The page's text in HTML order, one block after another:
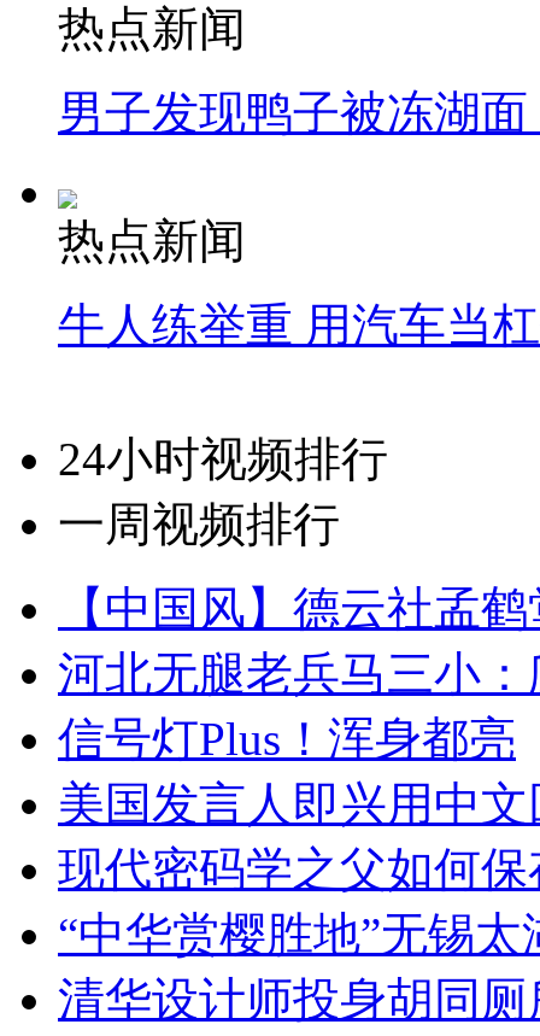
热点新闻
男子发现鸭子被冻湖
热点新闻
牛人练举重 用汽车当
24小时视频排行
一周视频排行
【中国风】德云社孟
河北无腿老兵马三小
信号灯Plus！浑身都亮
美国发言人即兴用中
现代密码学之父如何
“中华赏樱胜地”无锡
清华设计师投身胡同